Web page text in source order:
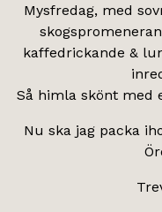
Mysfredag, med
kaffedrickande &
Så himla skönt med
Nu ska jag packa